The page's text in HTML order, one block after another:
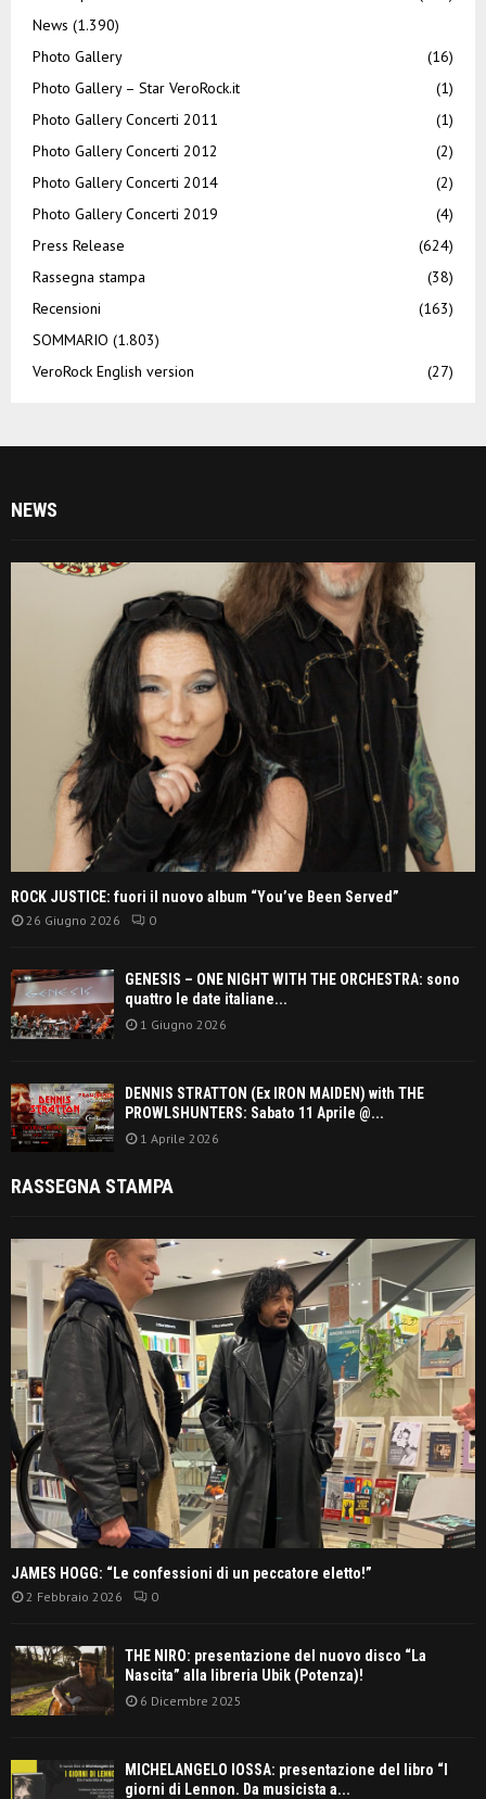
News (1.390)
Photo Gallery
(16)
Photo Gallery – Star VeroRock.it
(1)
Photo Gallery Concerti 2011
(1)
Photo Gallery Concerti 2012
(2)
Photo Gallery Concerti 2014
(2)
Photo Gallery Concerti 2019
(4)
Press Release
(624)
Rassegna stampa
(38)
Recensioni
(163)
SOMMARIO (1.803)
VeroRock English version
(27)
NEWS
ROCK JUSTICE: fuori il nuovo album “You’ve Been Served”
26 Giugno 2026 0
GENESIS – ONE NIGHT WITH THE ORCHESTRA: sono
quattro le date italiane...
1 Giugno 2026
DENNIS STRATTON (Ex IRON MAIDEN) with THE
PROWLSHUNTERS: Sabato 11 Aprile @...
1 Aprile 2026
RASSEGNA STAMPA
JAMES HOGG: “Le confessioni di un peccatore eletto!”
2 Febbraio 2026 0
THE NIRO: presentazione del nuovo disco “La
Nascita” alla libreria Ubik (Potenza)!
6 Dicembre 2025
MICHELANGELO IOSSA: presentazione del libro “I
giorni di Lennon. Da musicista a...